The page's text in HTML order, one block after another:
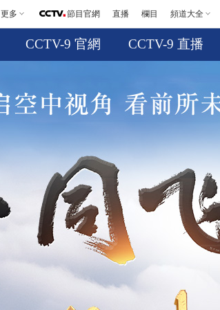
更多 節目官網 直播 欄目 頻道大全
CCTV-9 官網 CCTV-9 直播